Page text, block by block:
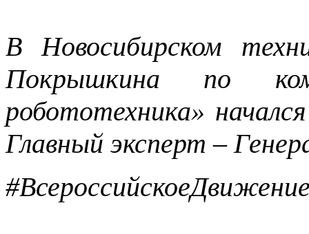
В Новосибирском
Покрышкина по
робототехника»
Главный эксперт –